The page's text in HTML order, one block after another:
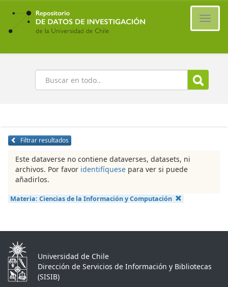
Ir
contenido
principal
Buscar
Filtrar resultados
Este dataverse no contiene dataverses, datasets, ni
archivos. Por favor identifíquese para ver si puede
añadirlos.
Materia: Ciencias de la Información y Computación
Universidad de Chile
Dirección de Servicios de Información y Bibliotecas
(SISIB)